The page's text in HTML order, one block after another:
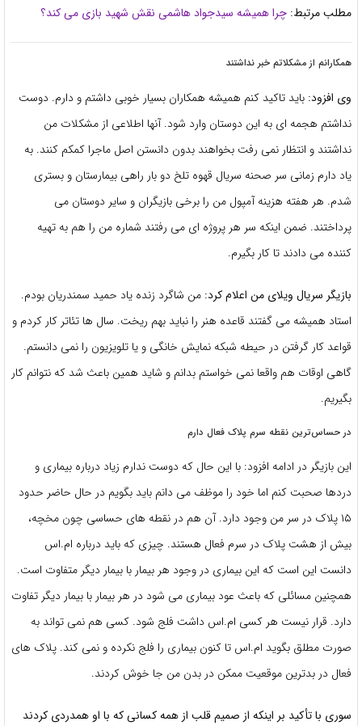
مطلب مرتبط: چرا همیشه سیدجواد هاشمی نقش شهید بازی می کند؟
همکارانم از مشکلاتم خبر نداشتند
وی افزود: باید تاکید کنم همیشه همکاران بسیار خوبی داشتم و دارم. دوست
نداشتم هجمه ای به این دوستان وارد شود. آنها اطلاعی از مشکلات من
نداشتند و انتظار نمی رفت بخواهند بدون دانستن اصل ماجرا کمکم کنند. به
یاد دارم زمانی سر صحنه سریال قهوه تلخ دو بار راهی بیمارستان و بستری
شدم. هر هفته هزینه آمپول من را برخی بازیگران و سایر دوستان می
پرداختند. ضمن اینکه سر هر پروژه ای می رفتند شماره من را هم به تهیه
کننده می دادند تا کار بگیرم.
بازیگر سریال ویلای من اعلام کرد: من شاگرد زنده یاد حمید سمندریان بودم.
استاد همیشه می گفتند قاعده هنر را نباید بهم ریخت. سال ها تئاتر کار کردم و
قواعد کار گرفتن در حیطه شبکه نمایش خانگی و یا تلویزیون را نمی دانستم.
گاهی اوقات هم واقعا نمی خواستم بدانم و شاید همین باعث شد که نتوانم کار
بگیریم.
در حساس‌ترین نقطه سرم پلاک فعال دارم
این بازیگر در ادامه افزود: با این حال که دوست ندارم زیاد درباره بیماری و
دردها صحبت کنم اما خود را موظف می دانم باید بگویم در حال حاضر حدود
۱۵ پلاک در سر من وجود دارد. آن هم در نقطه های حساسی چون مخچه،
بیش از هشت پلاک در سرم فعال هستند. چیزی که باید درباره ام.اس
دانست این است که این بیماری در وجود هر بیمار با بیمار دیگر متفاوت است.
همچنین مسائلی که باعث عود بیماری می شود در هر بیمار با بیمار دیگر تفاوت
دارد. قرار نیست هر کسی ام.اس داشت فلج شود. کسی هم نمی تواند به
صورت مطلق بگوید ام.اس تا کنون بیماری را فلج نکرده و نمی کند. پلاک های
فعال در بدترین موقعیت ممکن در بدن من جا خوش کردند.
سوری با تأکید بر اینکه از صمیم قلب از همه کسانی که با او همدردی کردند